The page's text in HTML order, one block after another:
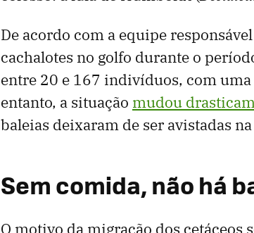
De acordo com a equipe
cachalotes no golfo durante o
entre 20 e 167 indivíduos, com
entanto, a situação mudou
baleias deixaram de ser avistadas na
Sem comida, não há
O motivo da migração dos cetáceos